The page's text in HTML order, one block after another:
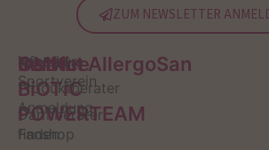
ZUM NEWSLETTER
Service
Kontakt
Produktberater
Darmberater
finden
OMNi-
BiOTiC
POWERTEAM
Infos zum
Sportverein
Anmeldung
Fanshop
Institut AllergoSan